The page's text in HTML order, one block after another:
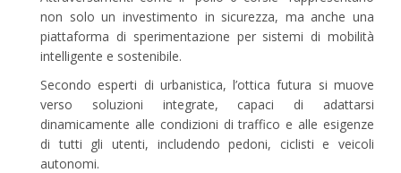
non solo un investimento in sicurezza, ma anche una
piattaforma di sperimentazione per sistemi di mobilità
intelligente e sostenibile.
Secondo esperti di urbanistica, l’ottica futura si muove
verso soluzioni integrate, capaci di adattarsi
dinamicamente alle condizioni di traffico e alle esigenze
di tutti gli utenti, includendo pedoni, ciclisti e veicoli
autonomi.